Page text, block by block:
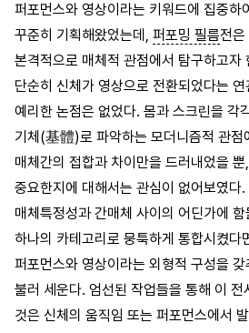
퍼포먼스와 영상이라는 키워드에 집중하
꾸준히 기획해왔었는데, 퍼포밍 필름전은
본격적으로 매체적 관점에서 탐구하고자
단순히 신체가 영상으로 전환되었다는
예리한 논점은 없었다. 몸과 스크린을 각
기체(基體)로 파악하는 모더니즘적 관점
매체간의 접합과 차이만을 드러내었을
중요한지에 대해서는 관심이 없어보였다.
매체특정성과 간매체 사이의 어딘가에
하나의 카테고리로 뭉툭하게 통합시켰다
퍼포먼스와 영상이라는 외형적 구성을
불러 세운다. 엄선된 작업들을 통해 이
것은 신체의 움직임 또는 퍼포먼스에서